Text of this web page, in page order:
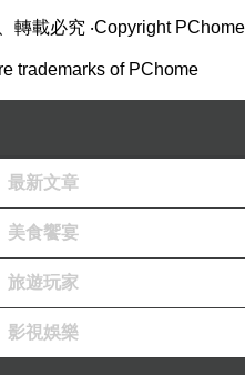
轉載必究 ‧Copyright PChome
trademarks of PChome
最新文章
美食饗宴
旅遊玩家
影視娛樂